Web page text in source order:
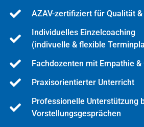
AZAV-zertifiziert für Qualität
Individuelles Einzelcoaching
(indivuelle & flexible
Fachdozenten mit Empathie &
Praxisorientierter Unterricht
Professionelle Unterstützung
Vorstellungsgesprächen